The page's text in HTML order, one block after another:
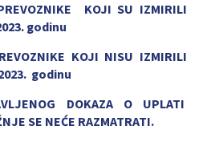
KOJI SU IZMIRILI
godinu
KOJI NISU IZMIRILI
godinu
DOKAZA O UPLATI
SE NEĆE RAZMATRATI.